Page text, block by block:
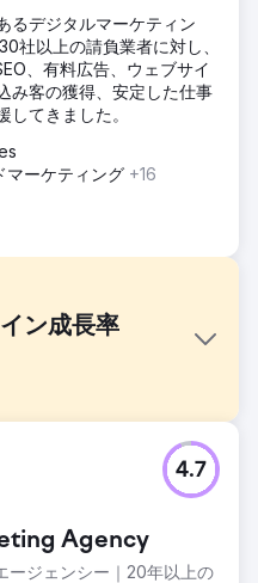
るデジタルマーケティン
社以上の請負業者に対し、
、有料広告、ウェブサイ
み客の獲得、安定した仕事
てきました。
マーケティング +16
ン成長率
ツ用品メーカーは、長年の
ビジネスの成長に苦戦して
とどまっていました。この
。結果は明らかです。
Agency
ージェンシー｜20年以上の
4.7